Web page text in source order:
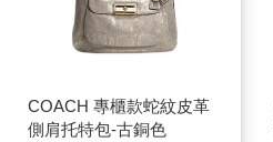
COACH 專櫃款蛇紋皮革
側肩托特包-古銅色